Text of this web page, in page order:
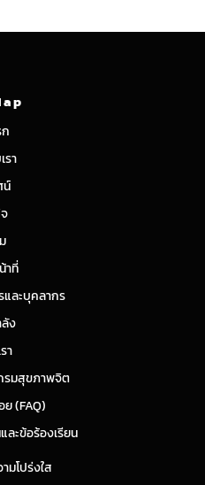
รา
น์
าที่
และบุคลากร
ง
า
รมสุขภาพจิต
(FAQ)
ะข้อร้องเรียน
มโปร่งใส